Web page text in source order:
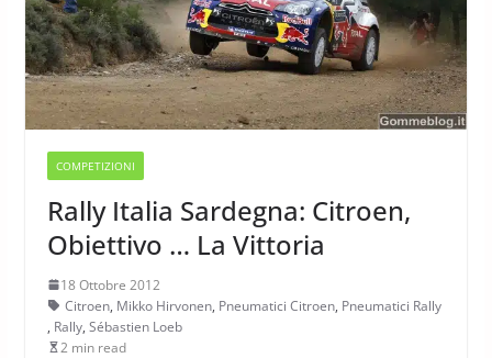
COMPETIZIONI
Rally Italia Sardegna: Citroen,
Obiettivo … La Vittoria
18 Ottobre 2012
Citroen, Mikko Hirvonen, Pneumatici Citroen, Pneumatici Rally
, Rally, Sébastien Loeb
2 min read